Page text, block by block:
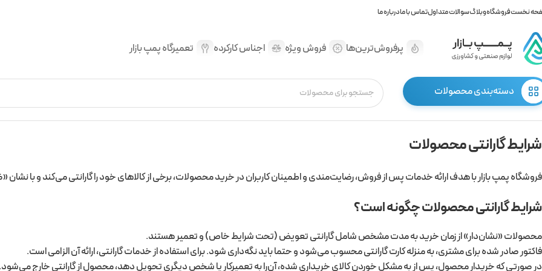
نخستفروشگاهوبلاگسوالات متداولتماس با مادرباره ما
پرفروش‌ترین‌ها فروش ویژه اجناس کارکرده تعمیرگاه پمپ بازار
دسته‌بندی محصولات
شرایط گارانتی محصولات
فروشگاه پمپ بازار با هدف ارائه خدمات پس از فروش، رضایت‌مندی و اطمینان کاربران در خرید محصولات، برخی از کالاهای خود را گارانتی می‌کند و با نشان
شرایط گارانتی محصولات چگونه است؟
محصولات «نشان‌دار» از زمان خرید به مدت مشخص شامل گارانتی تعویض (تحت شرایط خاص) و تعمیر هستند.
فاکتور صادر شده برای مشتری، به منزله کارت گارانتی محسوب می‌شود و حتما باید نگه‌داری شود. برای استفاده از خدمات گارانتی، ارائه آن الزامی است.
در صورتی که خریدار محصول، پس از به مشکل خوردن کالای خریداری شده، آن‌را به تعمیرکار یا شخص دیگری تحویل دهد، محصول از گارانتی خارج می‌شود.